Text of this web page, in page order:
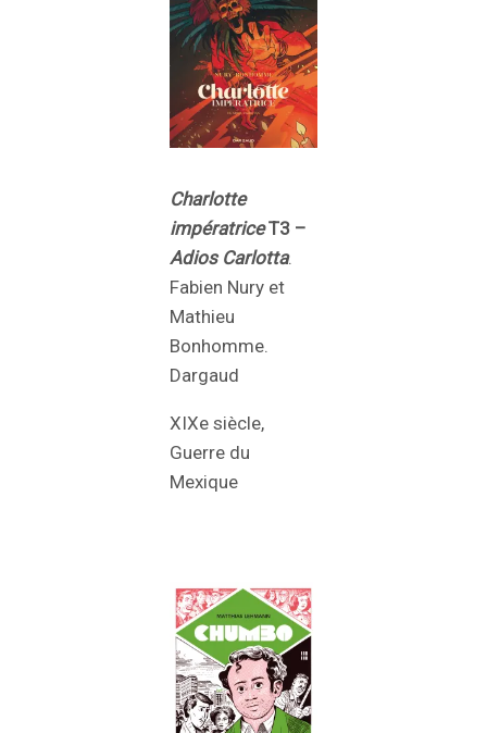
Charlotte
impératriceT3 –
Adios Carlotta.
Fabien Nury et
Mathieu
Bonhomme.
Dargaud
XIXe siècle,
Guerre du
Mexique